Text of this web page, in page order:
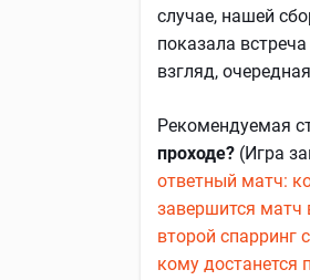
случае, нашей
показала
взгляд,
Рекомендуемая
проходе? (Игра
ответный матч:
завершится матч
второй
кому достанется